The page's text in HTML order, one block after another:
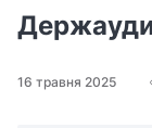
16 травня 2025